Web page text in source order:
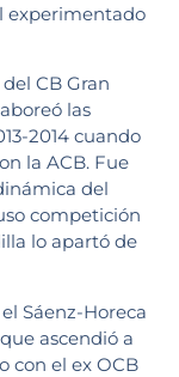
experimentado
CB Gran
las
2014 cuando
la ACB. Fue
del
competición
lo apartó de
Sáenz-Horeca
ascendió a
con el ex OCB